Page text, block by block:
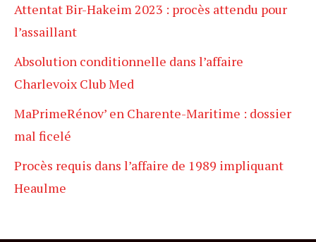
Attentat Bir-Hakeim 2023 : procès attendu pour
l’assaillant
Absolution conditionnelle dans l’affaire
Charlevoix Club Med
MaPrimeRénov’ en Charente-Maritime : dossier
mal ficelé
Procès requis dans l’affaire de 1989 impliquant
Heaulme